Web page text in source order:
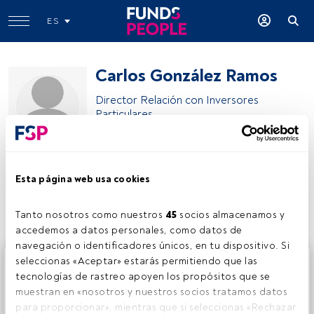
Esta página web usa cookies
Tanto nosotros como nuestros 45 socios almacenamos y
accedemos a datos personales, como datos de
navegación o identificadores únicos, en tu dispositivo. Si
seleccionas «Aceptar» estarás permitiendo que las
tecnologías de rastreo apoyen los propósitos que se
muestran en «nosotros y nuestros socios tratamos datos
para proporcionar», mientras que si seleccionas «Rechazar
ES
Carlos González Ramos
Director Relación con Inversores
Particulares
Compartir:
Este es un artículo exclusivo para los usuarios registrados
de FundsPeople. Si ya estás registrado, accede desde el
botón Login. Si aún no tienes cuenta, te invitamos a
registrarte y disfrutar de todo el universo que ofrece